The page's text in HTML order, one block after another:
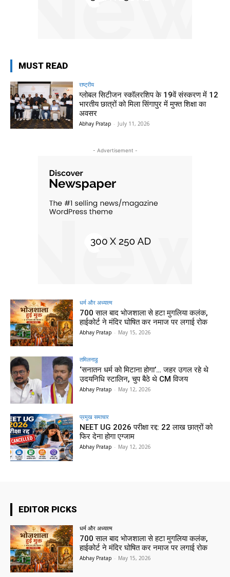
MUST READ
राष्ट्रीय
ग्लोबल सिटीजन स्कॉलरशिप के 19वें संस्करण में 12
भारतीय छात्रों को मिला सिंगापुर में मुफ्त शिक्षा का
अवसर
Abhay Pratap - July 11, 2026
- Advertisement -
धर्म और अध्यात्म
700 साल बाद भोजशाला से हटा मुगलिया कलंक,
हाईकोर्ट ने मंदिर घोषित कर नमाज पर लगाई रोक
Abhay Pratap - May 15, 2026
तमिलनाडु
‘सनातन धर्म को मिटाना होगा’… जहर उगल रहे थे
उदयनिधि स्टालिन, चुप बैठे थे CM विजय
Abhay Pratap - May 12, 2026
प्रमुख समाचार‎
NEET UG 2026 परीक्षा रद्द: 22 लाख छात्रों को
फिर देना होगा एग्जाम
Abhay Pratap - May 12, 2026
EDITOR PICKS
धर्म और अध्यात्म
700 साल बाद भोजशाला से हटा मुगलिया कलंक,
हाईकोर्ट ने मंदिर घोषित कर नमाज पर लगाई रोक
Abhay Pratap - May 15, 2026